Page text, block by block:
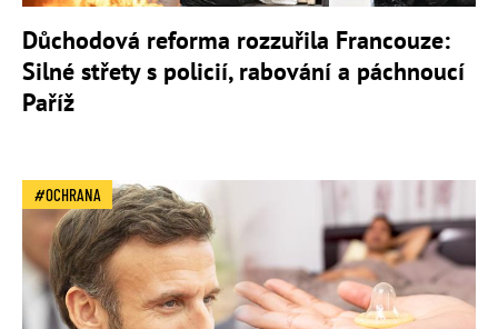
Důchodová reforma rozzuřila Francouze:
Silné střety s policií, rabování a páchnoucí
Paříž
OCHRANA